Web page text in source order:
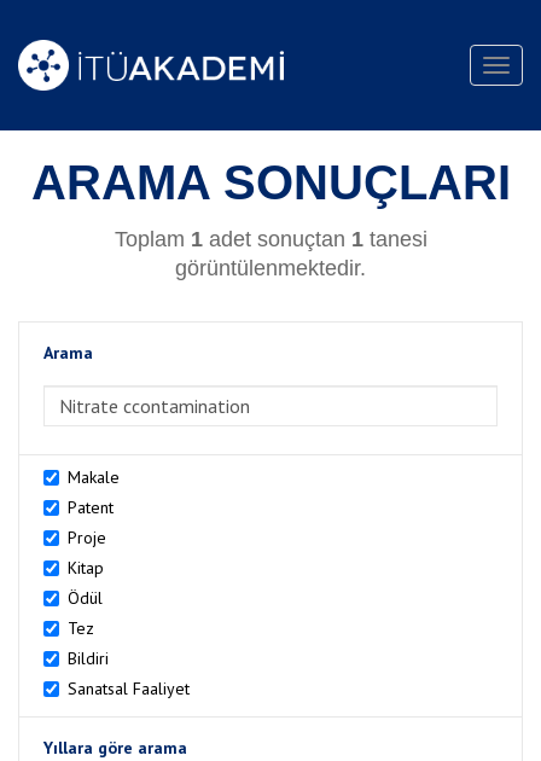
ARAMA SONUÇLARI
Toplam 1adet sonuçtan 1tanesi
görüntülenmektedir.
Arama
Makale
Patent
Proje
Kitap
Ödül
Tez
Bildiri
Sanatsal Faaliyet
Yıllara göre arama